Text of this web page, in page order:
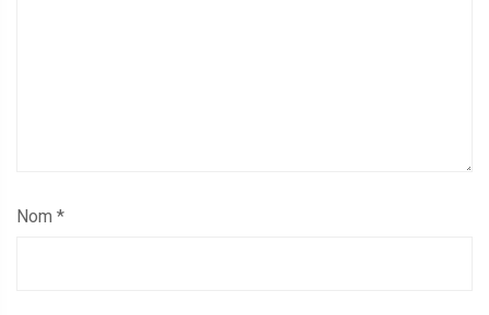
Nom *